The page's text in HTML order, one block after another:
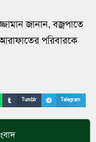
জানান, বজ্রপাতে
পরিবারকে
Tumblr Telegram